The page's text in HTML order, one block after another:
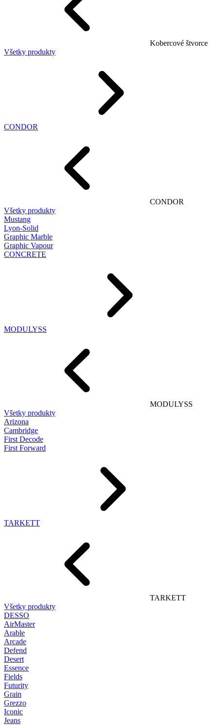
Kobercové štvorce
Všetky produkty
CONDOR
CONDOR
Všetky produkty
Mustang
Lyon-Solid
Graphic Marble
Graphic Vapour
CONCRETE
MODULYSS
MODULYSS
Všetky produkty
Arizona
Cambridge
First Decode
First Forward
TARKETT
TARKETT
Všetky produkty
DESSO
AirMaster
Arable
Arcade
Defend
Desert
Essence
Fields
Futurity
Grain
Grezzo
Iconic
Jeans